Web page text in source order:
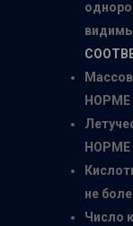
НОРМЕ
НОРМЕ
не
Число